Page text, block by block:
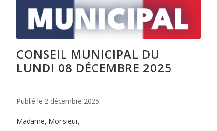
CONSEIL MUNICIPAL DU
LUNDI 08 DÉCEMBRE 2025
Publié le 2 décembre 2025
Madame, Monsieur,